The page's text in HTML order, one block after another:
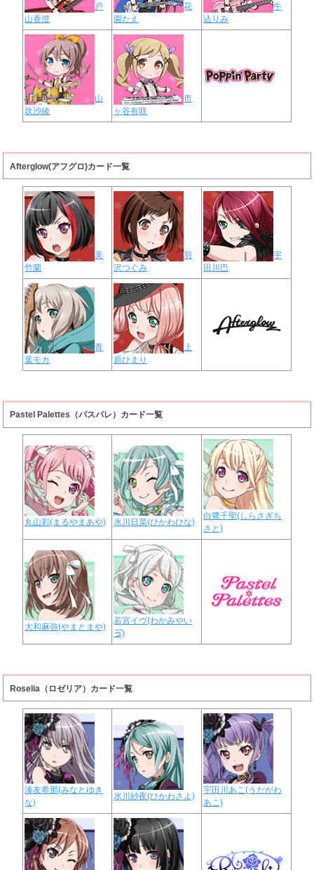
戸
山香澄
花
園たえ
牛
込りみ
山
吹沙綾
市
ヶ谷有咲
Afterglow(アフグロ)カード一覧
美
竹蘭
羽
沢つぐみ
宇
田川巴
青
葉モカ
上
原ひまり
Pastel Palettes（パスパレ）カード一覧
丸山彩(まるやまあや) 氷川日菜(ひかわひな)
白鷺千聖(しらさぎち
さと)
大和麻弥(やまとまや)
若宮イヴ(わかみやい
ゔ)
Roselia（ロゼリア）カード一覧
湊友希那(みなとゆき
な)
氷川紗夜(ひかわさよ)
宇田川あこ(うだがわ
あこ)